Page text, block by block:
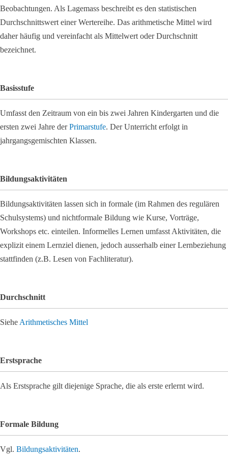
Beobachtungen. Als Lagemass beschreibt es den statistischen
Durchschnittswert einer Wertereihe. Das arithmetische Mittel wird
daher häufig und vereinfacht als Mittelwert oder Durchschnitt
bezeichnet.
Basisstufe
Umfasst den Zeitraum von ein bis zwei Jahren Kindergarten und die
ersten zwei Jahre derPrimarstufe. Der Unterricht erfolgt in
jahrgangsgemischten Klassen.
Bildungsaktivitäten
Bildungsaktivitäten lassen sich in formale (im Rahmen des regulären
Schulsystems) und nichtformale Bildung wie Kurse, Vorträge,
Workshops etc. einteilen. Informelles Lernen umfasst Aktivitäten, die
explizit einem Lernziel dienen, jedoch ausserhalb einer Lernbeziehung
stattfinden (z.B. Lesen von Fachliteratur).
Durchschnitt
Siehe Arithmetisches Mittel
Erstsprache
Als Erstsprache gilt diejenige Sprache, die als erste erlernt wird.
Formale Bildung
Vgl. Bildungsaktivitäten.